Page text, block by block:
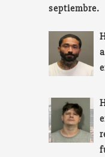
septiembre.